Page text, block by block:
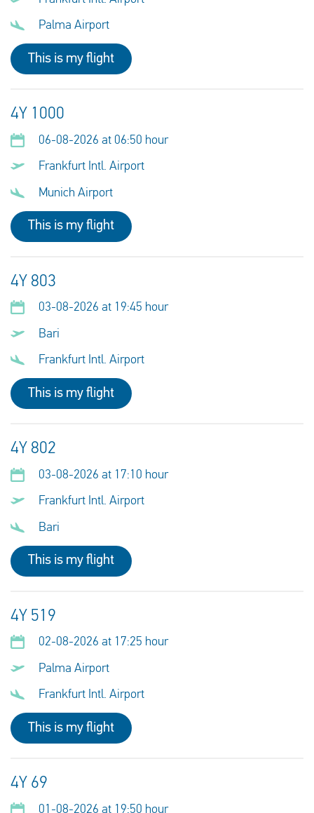
Palma Airport
This is my flight
4Y 1000
06-08-2026 at 06:50 hour
Frankfurt Intl. Airport
Munich Airport
This is my flight
4Y 803
03-08-2026 at 19:45 hour
Bari
Frankfurt Intl. Airport
This is my flight
4Y 802
03-08-2026 at 17:10 hour
Frankfurt Intl. Airport
Bari
This is my flight
4Y 519
02-08-2026 at 17:25 hour
Palma Airport
Frankfurt Intl. Airport
This is my flight
4Y 69
01-08-2026 at 19:50 hour